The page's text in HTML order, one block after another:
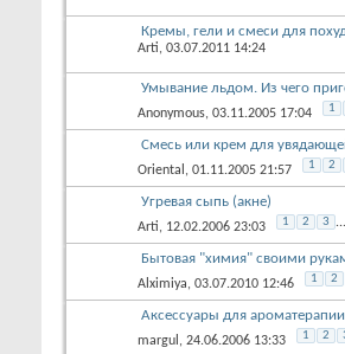
Кремы, гели и смеси для
Arti, 03.07.2011 14:24
Умывание льдом. Из чего
Anonymous, 03.11.2005 17:04 1
Смесь или крем для
Oriental , 01.11.2005 21:57 1 2
Угревая сыпь (акне)
Arti, 12.02.2006 23:03 1 2 3 ...
Бытовая "химия" своими
Alximiya, 03.07.2010 12:46 1 2
Аксессуары для ароматерапии
margul , 24.06.2006 13:33 1 2